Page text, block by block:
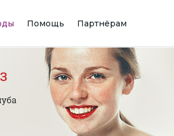
Помощь Партнёрам